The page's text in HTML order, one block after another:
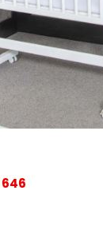
646